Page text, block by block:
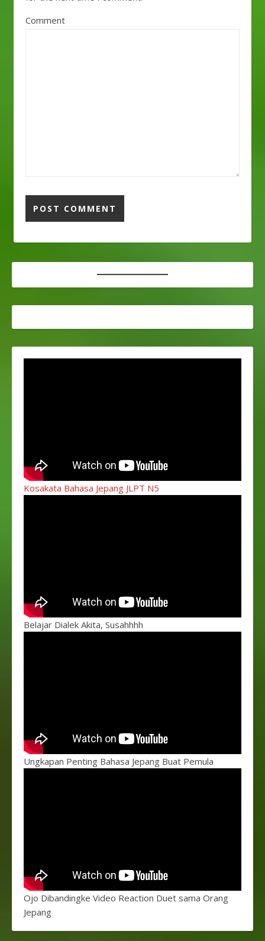
Comment
Kosakata Bahasa Jepang JLPT N5
Belajar Dialek Akita, Susahhhh
Ungkapan Penting Bahasa Jepang Buat Pemula
Ojo Dibandingke Video Reaction Duet sama Orang
Jepang